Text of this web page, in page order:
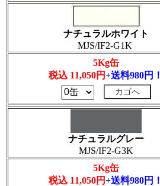
ナチュラルホワイト
MJS/IF2-G1K
5Kg缶
税込 11,050円+送料980円！
ナチュラルグレー
MJS/IF2-G3K
5Kg缶
税込 11,050円+送料980円！